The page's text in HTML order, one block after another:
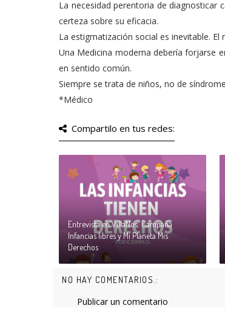
La necesidad perentoria de diagnosticar
certeza sobre su eficacia.
La estigmatización social es inevitable.
Una Medicina moderna ­debería forjarse
en sentido común.
Siempre se trata de niños, no de
*Médico
Compartilo en tus redes:
Entrevista en VillaNos: Campaña
Infancias libres y Mi Planeta Mis
Derechos
NO HAY COMENTARIOS.:
Publicar un comentario